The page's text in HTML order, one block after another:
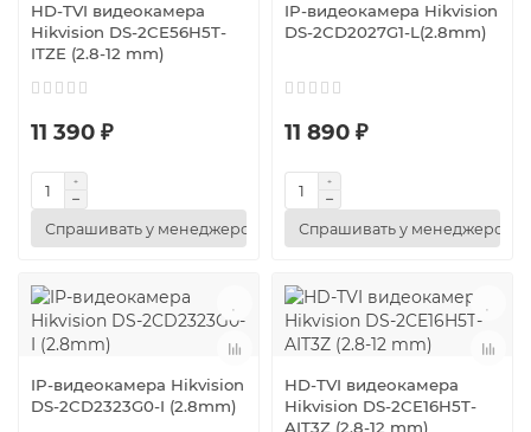
HD-TVI видеокамера
Hikvision DS-2CE56H5T-
ITZE (2.8-12 mm)
11 390 ₽
Спрашивать у менеджеров
IP-видеокамера Hikvision
DS-2CD2027G1-L(2.8mm)
11 890 ₽
Спрашивать у менеджеров
IP-видеокамера Hikvision
DS-2CD2323G0-I (2.8mm)
HD-TVI видеокамера
Hikvision DS-2CE16H5T-
AIT3Z (2.8-12 mm)